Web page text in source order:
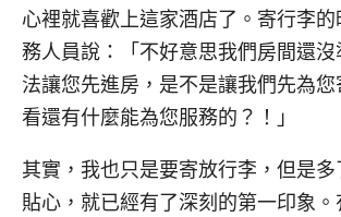
心裡就喜歡上這家酒店了。寄行李
務人員說：「不好意思我們房間還
法讓您先進房，是不是讓我們先為
看還有什麼能為您服務的？！」
其實，我也只是要寄放行李，但是
貼心，就已經有了深刻的第一印象